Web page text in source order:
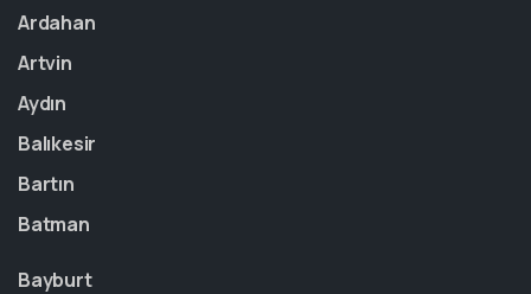
Ardahan
Artvin
Aydın
Balıkesir
Bartın
Batman
Bayburt